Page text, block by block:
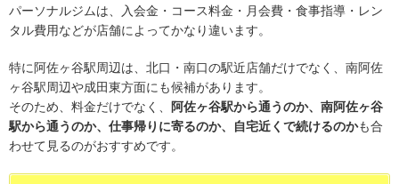
パーソナルジムは、入会金・コース料金・月会費・食事指導・レン
タル費用などが店舗によってかなり違います。
特に阿佐ヶ谷駅周辺は、北口・南口の駅近店舗だけでなく、南阿佐
ヶ谷駅周辺や成田東方面にも候補があります。
そのため、料金だけでなく、
阿佐ヶ谷駅から通うのか、南阿佐ヶ谷
駅から通うのか、仕事帰りに寄るのか、自宅近くで続けるのかも合
わせて見るのがおすすめです。